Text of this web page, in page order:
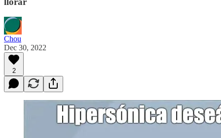
Chou
Dec 30, 2022
2